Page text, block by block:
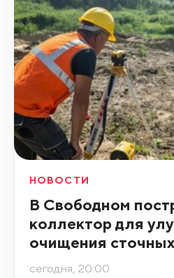
НОВОСТИ
В Свободном
коллектор для
очищения
сегодня, 20:00